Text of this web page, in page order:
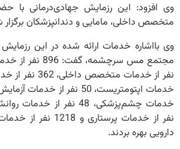
وی افزود: این رزمایش جهادی‌درمانی با
متخصص داخلی، مامایی و دندانپزشکان
وی بااشاره خدمات ارائه شده در این
نفر از خدمات
دارویی بهره بردند.